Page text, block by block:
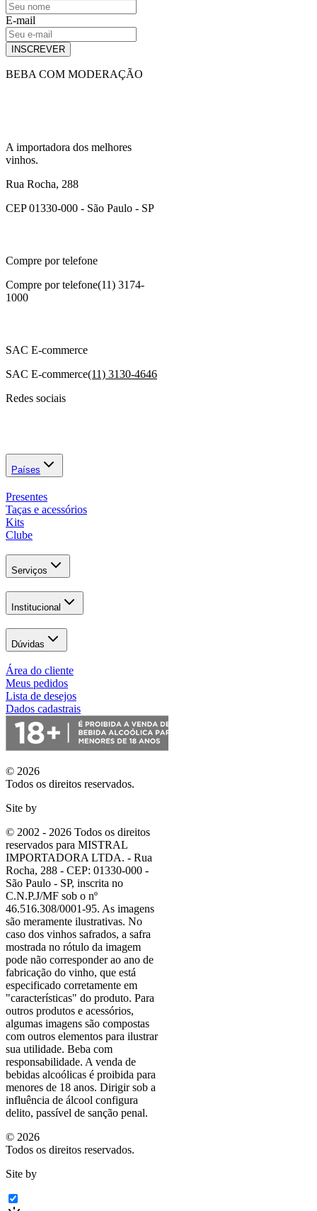
E-mail
INSCREVER
BEBA COM MODERAÇÃO
A importadora dos melhores
vinhos.
Rua Rocha, 288
CEP 01330-000 - São Paulo - SP
Compre por telefone
Compre por telefone(11) 3174-
1000
SAC E-commerce
SAC E-commerce(11) 3130-4646
Redes sociais
Países
Presentes
Taças e acessórios
Kits
Clube
Serviços
Institucional
Dúvidas
Área do cliente
Meus pedidos
Lista de desejos
Dados cadastrais
© 2026
Todos os direitos reservados.
Site by
© 2002 - 2026 Todos os direitos
reservados para MISTRAL
IMPORTADORA LTDA. - Rua
Rocha, 288 - CEP: 01330-000 -
São Paulo - SP, inscrita no
C.N.P.J/MF sob o nº
46.516.308/0001-95. As imagens
são meramente ilustrativas. No
caso dos vinhos safrados, a safra
mostrada no rótulo da imagem
pode não corresponder ao ano de
fabricação do vinho, que está
especificado corretamente em
"características" do produto. Para
outros produtos e acessórios,
algumas imagens são compostas
com outros elementos para ilustrar
sua utilidade. Beba com
responsabilidade. A venda de
bebidas alcoólicas é proibida para
menores de 18 anos. Dirigir sob a
influência de álcool configura
delito, passível de sanção penal.
© 2026
Todos os direitos reservados.
Site by